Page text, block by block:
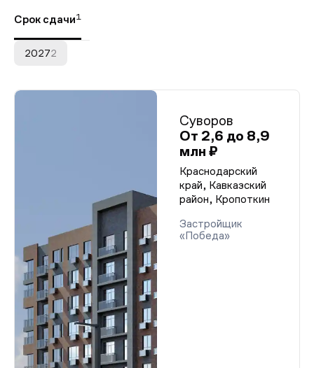
Срок сдачи1
20272
Суворов
От 2,6 до 8,9
млн ₽
Краснодарский
край, Кавказский
район, Кропоткин
Застройщик
«Победа»